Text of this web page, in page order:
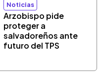
Noticias
Arzobispo pide
proteger a
salvadoreños ante
futuro del TPS